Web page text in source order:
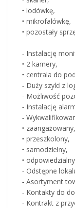
• lodówkę,
• mikrofalówkę,
• pozostały
- Instalację
• 2 kamery,
• centrala do
- Duży szyld z
- Możliwość
- Instalację
-
• zaangażowany,
• przeszkolony,
• samodzielny,
•
- Odstępne
- Asortyment
- Kontakty do
- Kontrakt z